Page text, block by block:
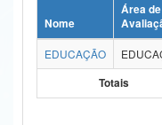
Ministério da Ciência,
Ministério do Meio Ambiente
Nome
Área de
EDUCAÇÃO
Totais